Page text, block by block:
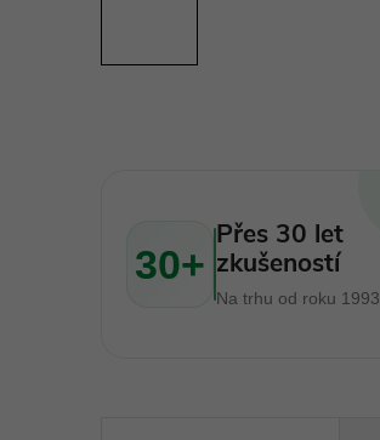
30+
Přes 30 let
zkušeností
Na trhu od roku 1993